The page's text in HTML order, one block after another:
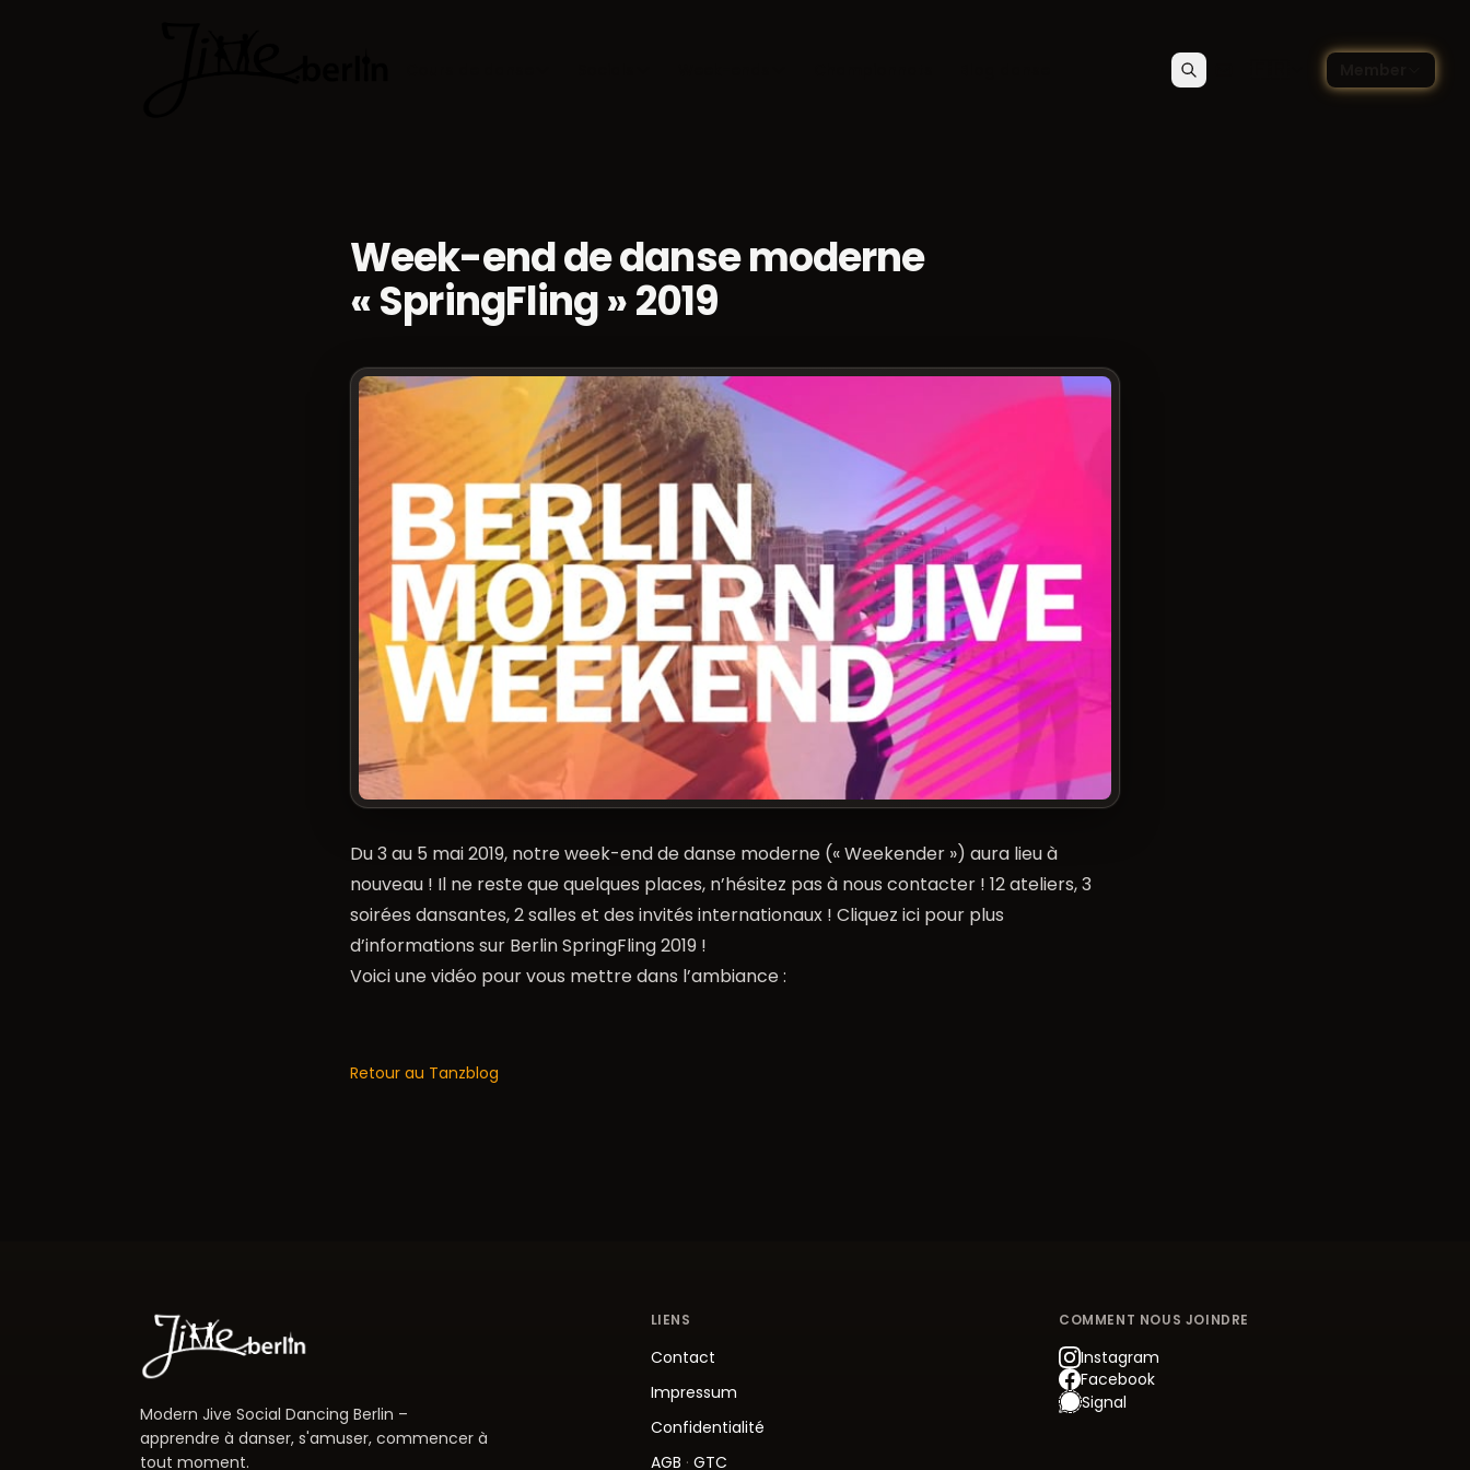
RechercherChoisir la langue —
Week-end de danse moderne
« SpringFling » 2019
Du 3 au 5 mai 2019, notre week-end de danse moderne (« Weekender ») aura lieu à
nouveau ! Il ne reste que quelques places, n’hésitez pas à nous contacter ! 12 ateliers, 3
soirées dansantes, 2 salles et des invités internationaux ! Cliquez ici pour plus
d’informations sur Berlin SpringFling 2019 !
Voici une vidéo pour vous mettre dans l’ambiance :
Retour au Tanzblog
Modern Jive Social Dancing Berlin –
apprendre à danser, s'amuser, commencer à
tout moment.
LIENS
Contact
Impressum
Confidentialité
AGB · GTC
COMMENT NOUS JOINDRE
Instagram
Facebook
Signal